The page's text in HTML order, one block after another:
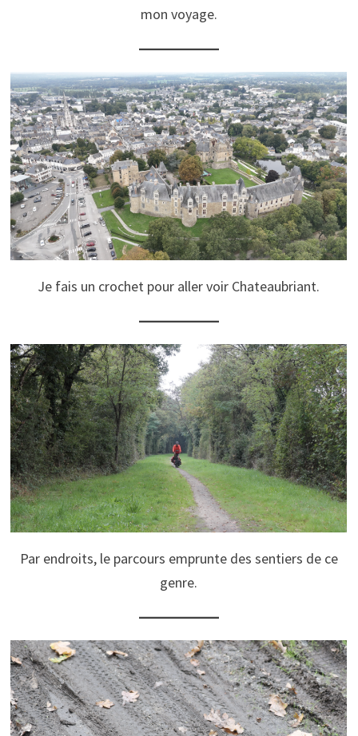
mon voyage.
Je fais un crochet pour aller voir Chateaubriant.
Par endroits, le parcours emprunte des sentiers de ce
genre.